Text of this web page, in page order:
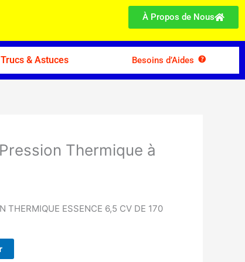
À Propos de Nous
Trucs & Astuces Besoins d’Aides
Thermique à
THERMIQUE ESSENCE 6,5 CV DE 170